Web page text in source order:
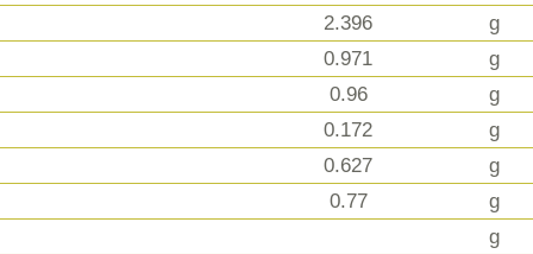
2.396
g
0.971
g
0.96
g
0.172
g
0.627
g
0.77
g
g